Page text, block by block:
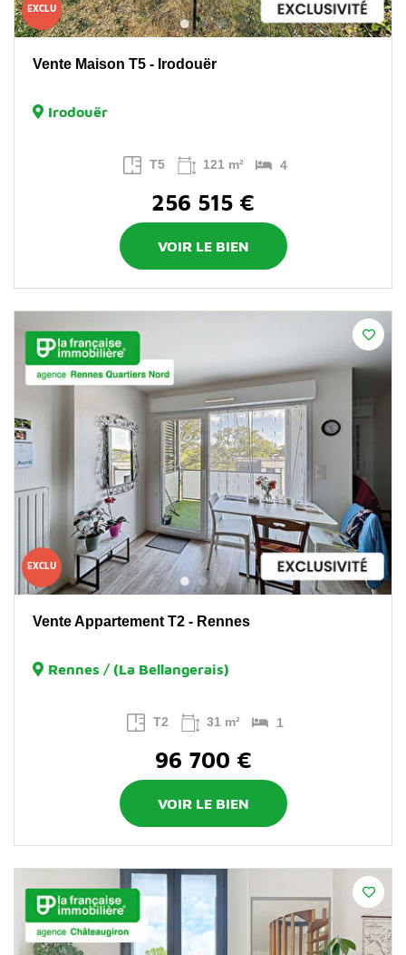
EXCLU
Vente Maison T5 - Irodouër
Irodouër
T5 121 m² 4
256 515 €
VOIR LE BIEN
EXCLU
Vente Appartement T2 - Rennes
Rennes / (La Bellangerais)
T2 31 m² 1
96 700 €
VOIR LE BIEN